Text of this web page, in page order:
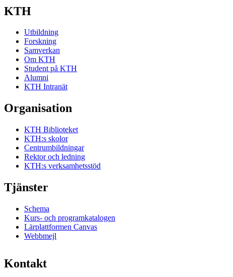
KTH
Utbildning
Forskning
Samverkan
Om KTH
Student på KTH
Alumni
KTH Intranät
Organisation
KTH Biblioteket
KTH:s skolor
Centrumbildningar
Rektor och ledning
KTH:s verksamhetsstöd
Tjänster
Schema
Kurs- och programkatalogen
Lärplattformen Canvas
Webbmejl
Kontakt